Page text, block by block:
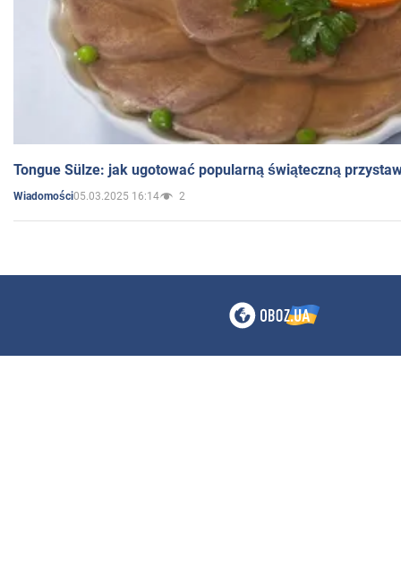
Tongue Sülze: jak ugotować popularną świąteczną
Wiadomości05.03.2025 16:14 2